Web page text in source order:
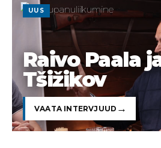
UUS
Raivo Paala
Tšižikov
VAATA INTERVJUUD